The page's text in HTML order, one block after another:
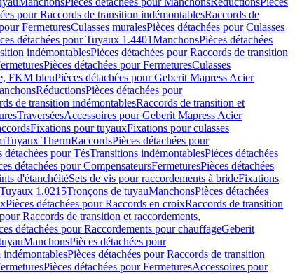
pour Raccords de transition indémontablesRaccords de
FermeturesCulasses muralesPièces détachées pour Culasses
détachées pour Tuyaux 1.4401ManchonsPièces détachées
indémontablesPièces détachées pour Raccords de transition
Pièces détachées pour FermeturesCulasses
FKM bleuPièces détachées pour Geberit Mapress Acier
RéductionsPièces détachées pour
de transition indémontablesRaccords de transition et
TraverséesAccessoires pour Geberit Mapress Acier
Fixations pour tuyauxFixations pour culasses
Tuyaux ThermRaccordsPièces détachées pour
détachées pour TésTransitions indémontablesPièces détachées
détachées pour CompensateursFermeturesPièces détachées
d'étanchéitéSets de vis pour raccordements à brideFixations
Tuyaux 1.0215Tronçons de tuyauManchonsPièces détachées
Pièces détachées pour Raccords en croixRaccords de transition
Raccords de transition et raccordements,
détachées pour Raccordements pour chauffageGeberit
ManchonsPièces détachées pour
Pièces détachées pour Raccords de transition
Pièces détachées pour FermeturesAccessoires pour